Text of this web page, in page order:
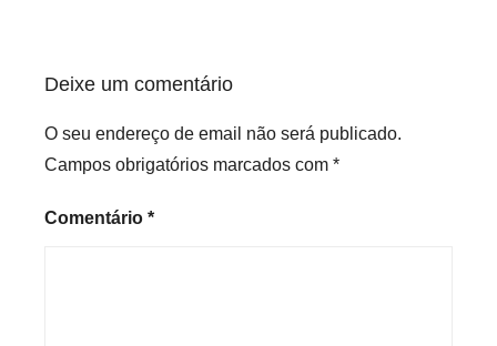
Deixe um comentário
O seu endereço de email não será publicado.
Campos obrigatórios marcados com *
Comentário *